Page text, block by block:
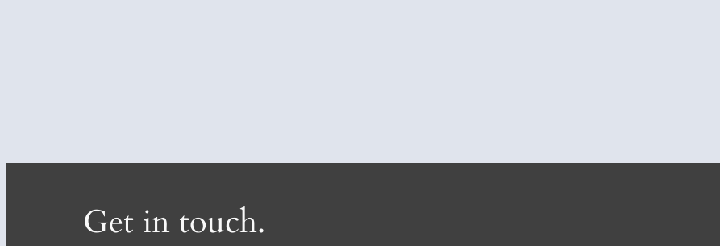
Get in touch.